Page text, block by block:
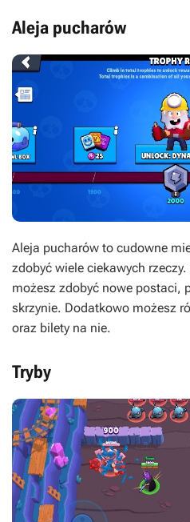
Aleja pucharów
Aleja pucharów to cudowne
zdobyć wiele ciekawych
możesz zdobyć nowe postaci,
skrzynie. Dodatkowo możesz
oraz bilety na nie.
Tryby